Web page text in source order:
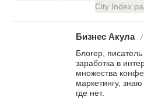
City Index
Бизнес Акула /
Блогер,
заработка в
множества
маркетингу,
где нет.